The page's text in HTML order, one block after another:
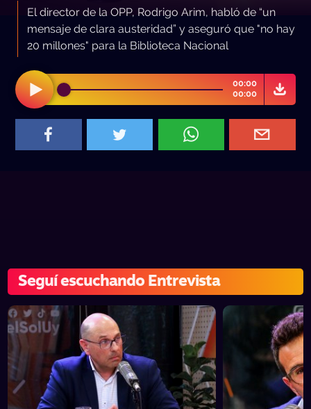
El director de la OPP, Rodrigo Arim, habló de “un
mensaje de clara austeridad” y aseguró que "no hay
20 millones" para la Biblioteca Nacional
00:00
00:00
Seguí escuchando Entrevista